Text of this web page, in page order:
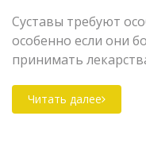
Суставы требуют
особенно если они
принимать
процедуры,
гимнастику. Узнайте,
Читать далее